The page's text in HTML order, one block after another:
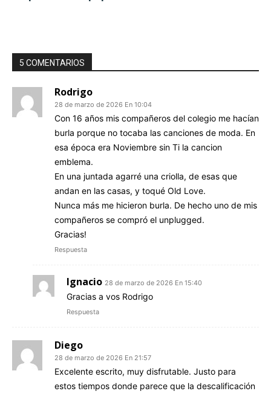
5 COMENTARIOS
Rodrigo
28 de marzo de 2026 En 10:04
Con 16 años mis compañeros del colegio me hacían
burla porque no tocaba las canciones de moda. En
esa época era Noviembre sin Ti la cancion
emblema.
En una juntada agarré una criolla, de esas que
andan en las casas, y toqué Old Love.
Nunca más me hicieron burla. De hecho uno de mis
compañeros se compró el unplugged.
Gracias!
Respuesta
Ignacio 28 de marzo de 2026 En 15:40
Gracias a vos Rodrigo
Respuesta
Diego
28 de marzo de 2026 En 21:57
Excelente escrito, muy disfrutable. Justo para
estos tiempos donde parece que la descalificación